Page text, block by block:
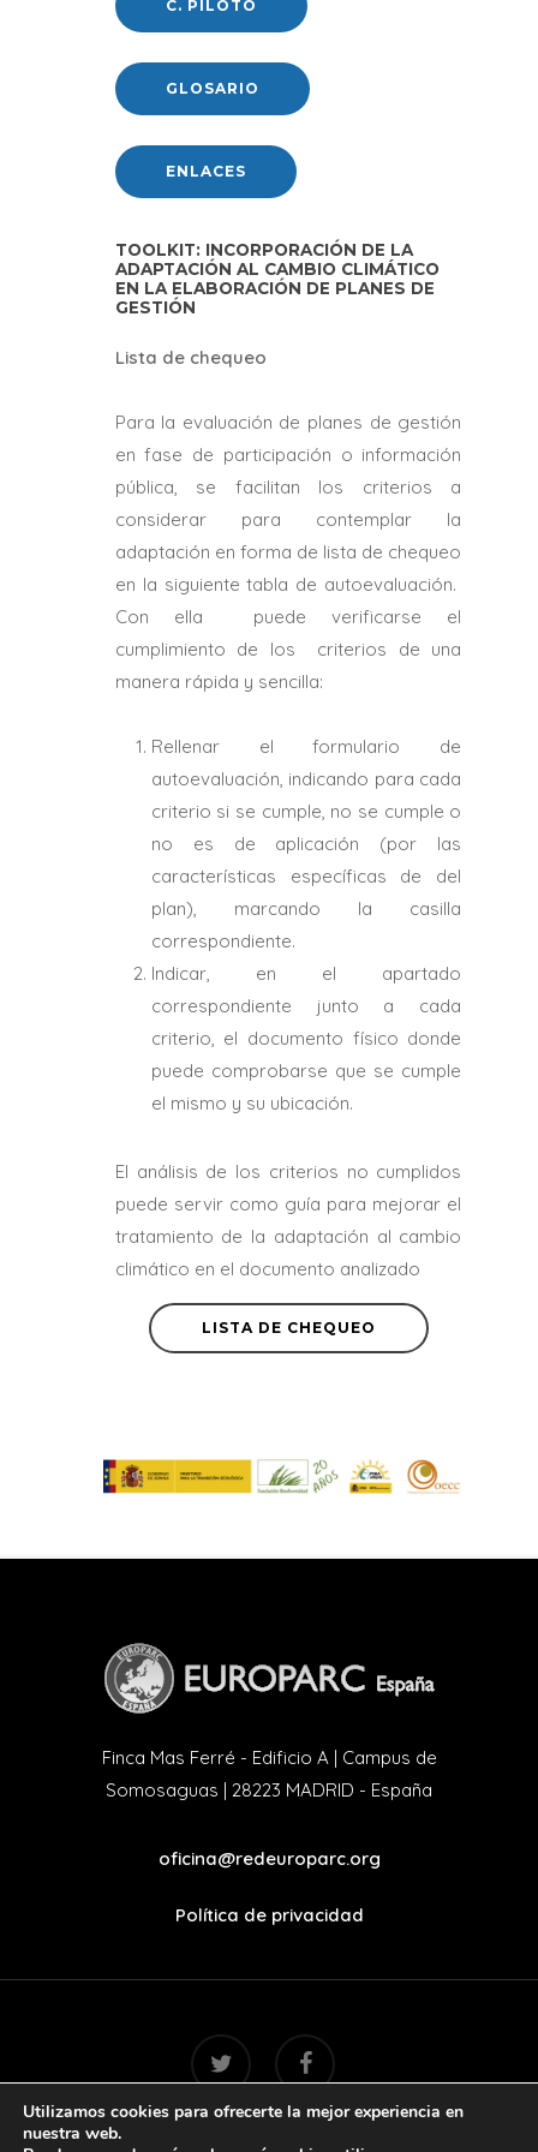
C. PILOTO
GLOSARIO
ENLACES
TOOLKIT: INCORPORACIÓN DE LA
ADAPTACIÓN AL CAMBIO CLIMÁTICO
EN LA ELABORACIÓN DE PLANES DE
GESTIÓN
Lista de chequeo
Para la evaluación de planes de gestión
en fase de participación o información
pública, se facilitan los criterios a
considerar para contemplar la
adaptación en forma de lista de chequeo
en la siguiente tabla de autoevaluación.
Con ella puede verificarse el
cumplimiento de los criterios de una
manera rápida y sencilla:
Rellenar el formulario de
autoevaluación, indicando para cada
criterio si se cumple, no se cumple o
no es de aplicación (por las
características específicas de del
plan), marcando la casilla
correspondiente.
Indicar, en el apartado
correspondiente junto a cada
criterio, el documento físico donde
puede comprobarse que se cumple
el mismo y su ubicación.
El análisis de los criterios no cumplidos
puede servir como guía para mejorar el
tratamiento de la adaptación al cambio
climático en el documento analizado
LISTA DE CHEQUEO
Finca Mas Ferré - Edificio A | Campus de
Somosaguas | 28223 MADRID - España
oficina@redeuroparc.org
Política de privacidad
twitter facebook
Utilizamos cookies para ofrecerte la mejor experiencia en
nuestra web.